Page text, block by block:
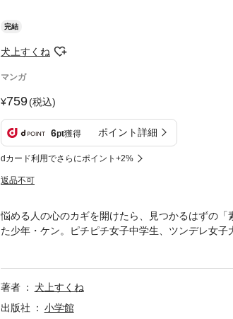
完結
犬上すくね
マンガ
759(税込)
6pt獲得 ポイント詳細
dカード利用でさらにポイント+2%
返品不可
悩める人の心のカギを開けたら、見つかるはずの
た少年・ケン。ピチピチ女子中学生、ツンデレ女
る、きいとケン。しかし、ふとしたことがきっか
著者
犬上すくね
出版社
小学館